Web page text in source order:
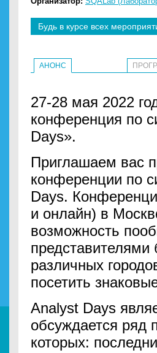
Будь в курсе всех
АНОНС
27-28 мая 2022
конференция по
Days».
Приглашаем вас
конференции по
Days.
и онлайн) в
возможность
различных
посетить
Analyst Days
обсуждается ряд
которых: